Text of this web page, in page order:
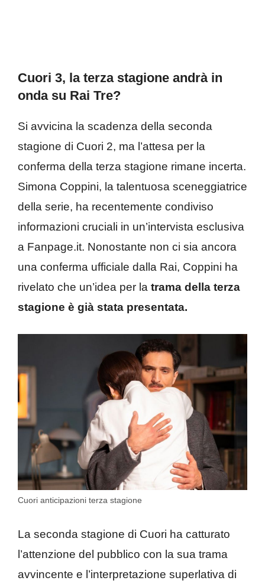
Cuori 3, la terza stagione andrà in
onda su Rai Tre?
Si avvicina la scadenza della seconda
stagione di Cuori 2, ma l’attesa per la
conferma della terza stagione rimane incerta.
Simona Coppini, la talentuosa sceneggiatrice
della serie, ha recentemente condiviso
informazioni cruciali in un’intervista esclusiva
a Fanpage.it. Nonostante non ci sia ancora
una conferma ufficiale dalla Rai, Coppini ha
rivelato che un’idea per la trama della terza
stagione è già stata presentata.
Cuori anticipazioni terza stagione
La seconda stagione di Cuori ha catturato
l’attenzione del pubblico con la sua trama
avvincente e l’interpretazione superlativa di